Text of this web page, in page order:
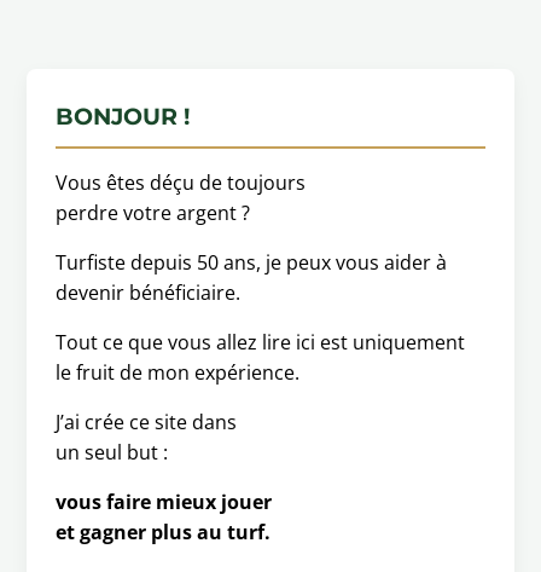
BONJOUR !
Vous êtes déçu de toujours
perdre votre argent ?
Turfiste depuis 50 ans, je peux vous aider à
devenir bénéficiaire.
Tout ce que vous allez lire ici est uniquement
le fruit de mon expérience.
J’ai crée ce site dans
un seul but :
vous faire mieux jouer
et gagner plus au turf.